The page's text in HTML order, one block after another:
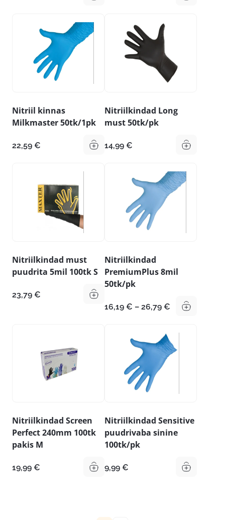
35,59 €
Nitriil kinnas
Milkmaster 50tk/1pk
22,59 €
Nitriilkindad Long
must 50tk/pk
14,99 €
Nitriilkindad must
puudrita 5mil 100tk S
23,79 €
Nitriilkindad
PremiumPlus 8mil
50tk/pk
16,19 € – 26,79 €
Nitriilkindad Screen
Perfect 240mm 100tk
pakis M
19,99 €
Nitriilkindad Sensitive
puudrivaba sinine
100tk/pk
9,99 €